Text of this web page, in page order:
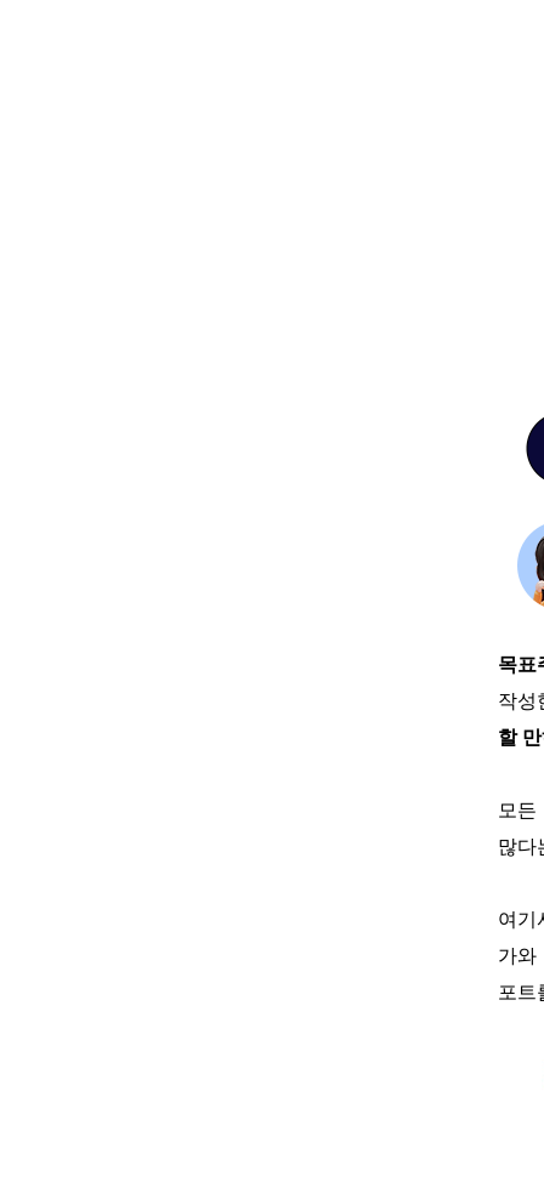
목표
작성
할
모든
많다
여기
가와
포트